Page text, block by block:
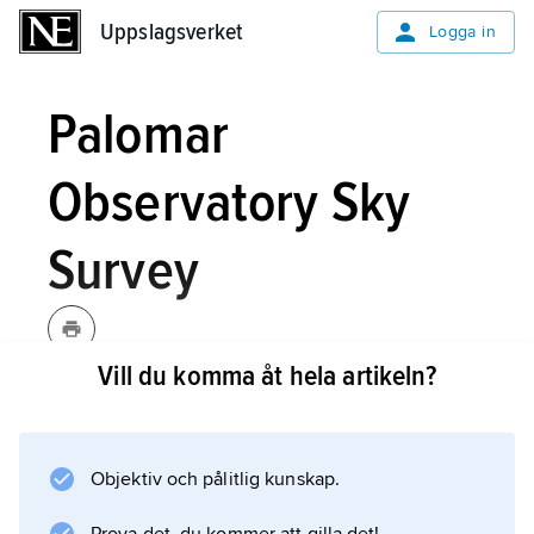
Uppslagsverket Logga in
Palomar
Observatory Sky
Survey
Paʹlomar Obseʹrvatory Skyʹ
norra stjärnhimlen (ner till deklination
−33°), baserad på 1 870 plåtar i två
Vill du komma åt hela artikeln?
Objektiv och pålitlig kunskap.